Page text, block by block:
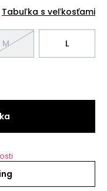
Tabuľka s veľkosťami
M L